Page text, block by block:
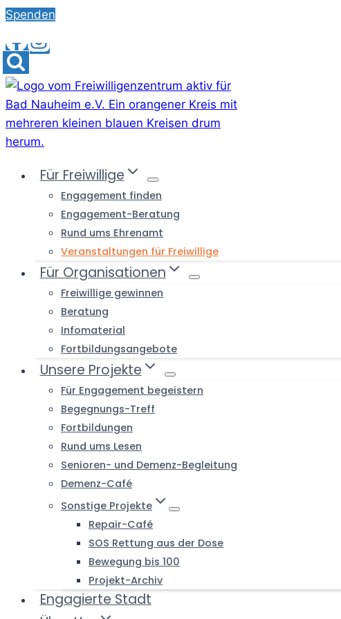
Skip
content
Spenden
Für Freiwillige
Engagement finden
Engagement-Beratung
Rund ums Ehrenamt
Veranstaltungen für Freiwillige
Für Organisationen
Freiwillige gewinnen
Beratung
Infomaterial
Fortbildungsangebote
Unsere Projekte
Für Engagement begeistern
Begegnungs-Treff
Fortbildungen
Rund ums Lesen
Senioren- und Demenz-Begleitung
Demenz-Café
Sonstige Projekte
Repair-Café
SOS Rettung aus der Dose
Bewegung bis 100
Projekt-Archiv
Engagierte Stadt